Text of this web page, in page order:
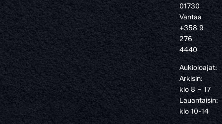
01730
Vantaa
+358 9
276
4440
Aukioloajat:
Arkisin:
klo 8 – 17
Lauantaisin:
klo 10-14